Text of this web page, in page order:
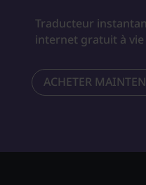
Traducteur
internet gratuit à vie
ACHETER